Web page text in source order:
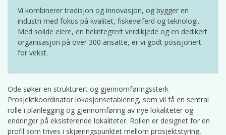
Vi kombinerer tradisjon og innovasjon, og bygger en
industri med fokus på kvalitet, fiskevelferd og teknologi.
Med solide eiere, en helintegrert verdikjede og en dedikert
organisasjon på over 300 ansatte, er vi godt posisjonert
for vekst.
Ode søker en strukturert og gjennomføringssterk
Prosjektkoordinator lokasjonsetablering, som vil få en sentral
rolle i planlegging og gjennomføring av nye lokaliteter og
endringer på eksisterende lokaliteter. Rollen er designet for en
profil som trives i skjæringspunktet mellom prosjektstyring,